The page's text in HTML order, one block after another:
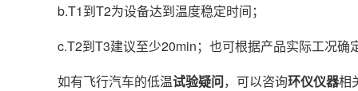
b.T1到T2为设备达到温度稳定时间；
c.T2到T3建议至少20min；也可根据产品实际工况确
如有飞行汽车的低温试验疑问，可以咨询环仪仪器相